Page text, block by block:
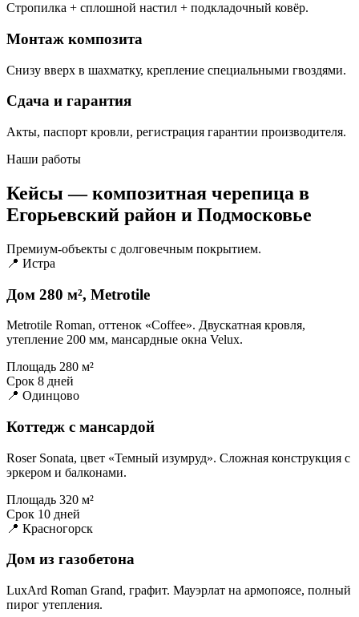
Стропилка + сплошной настил + подкладочный ковёр.
Монтаж композита
Снизу вверх в шахматку, крепление специальными гвоздями.
Сдача и гарантия
Акты, паспорт кровли, регистрация гарантии производителя.
Наши работы
Кейсы — композитная черепица в
Егорьевский район и Подмосковье
Премиум-объекты с долговечным покрытием.
📍 Истра
Дом 280 м², Metrotile
Metrotile Roman, оттенок «Coffee». Двускатная кровля,
утепление 200 мм, мансардные окна Velux.
Площадь 280 м²
Срок 8 дней
📍 Одинцово
Коттедж с мансардой
Roser Sonata, цвет «Темный изумруд». Сложная конструкция с
эркером и балконами.
Площадь 320 м²
Срок 10 дней
📍 Красногорск
Дом из газобетона
LuxArd Roman Grand, графит. Мауэрлат на армопоясе, полный
пирог утепления.